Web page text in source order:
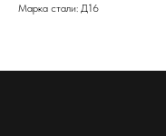
Марка стали: Д16